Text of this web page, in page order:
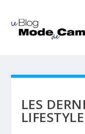
LES
LIFESTYLE